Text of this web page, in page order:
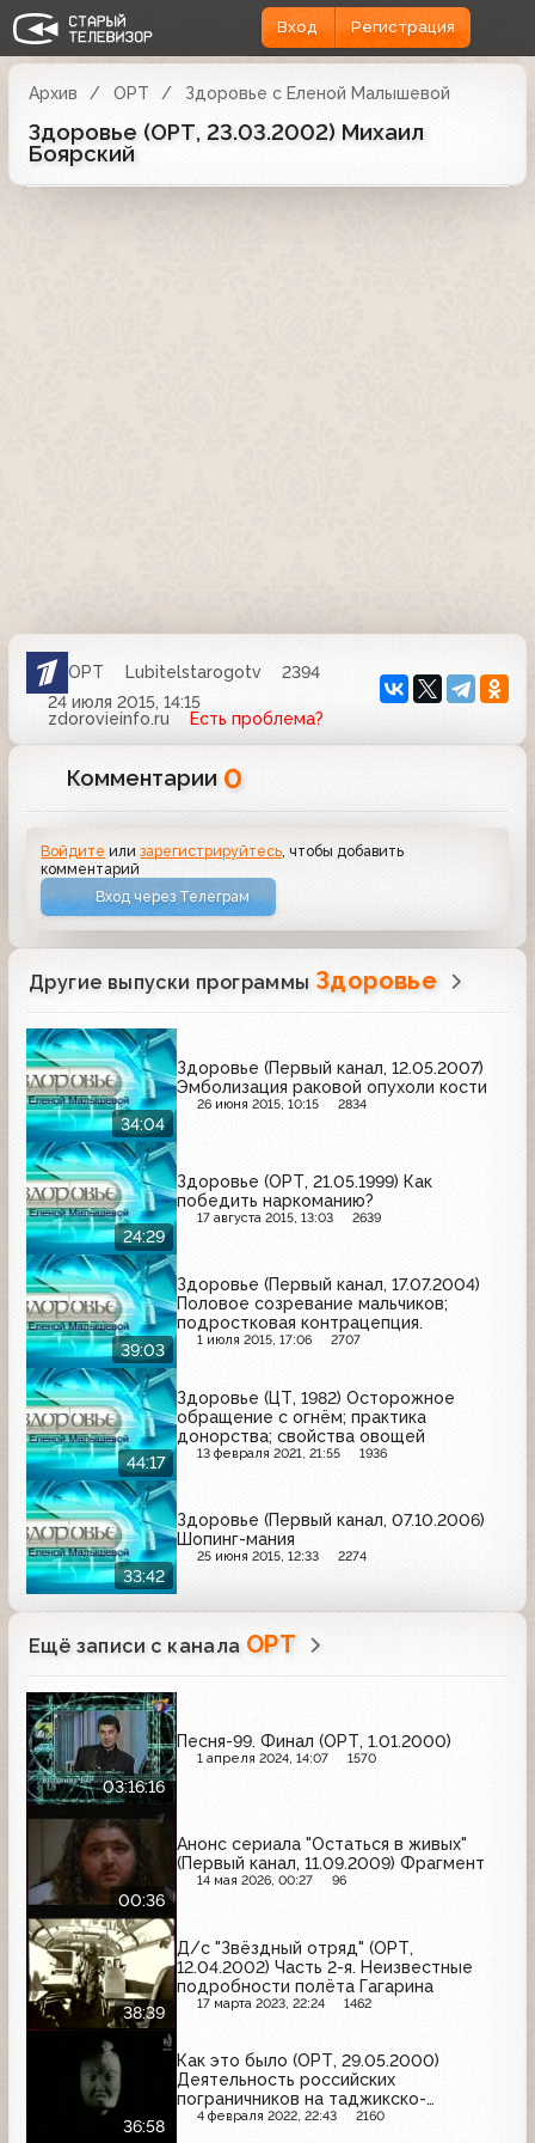
Вход Регистрация
Архив ОРТ Здоровье с Еленой Малышевой
Здоровье (ОРТ, 23.03.2002) Михаил
Боярский
ОРТ Lubitelstarogotv
2394
24 июля 2015, 14:15
zdorovieinfo.ru
Есть проблема?
Комментарии 0
Войдите илизарегистрируйтесь , чтобы добавить
комментарий
Вход через Телеграм
Другие выпуски программы Здоровье
34:04
Здоровье (Первый канал, 12.05.2007)
Эмболизация раковой опухоли кости
26 июня 2015, 10:15 2834
24:29
Здоровье (ОРТ, 21.05.1999) Как
победить наркоманию?
17 августа 2015, 13:03 2639
39:03
Здоровье (Первый канал, 17.07.2004)
Половое созревание мальчиков;
подростковая контрацепция.
1 июля 2015, 17:06 2707
44:17
Здоровье (ЦТ, 1982) Осторожное
обращение с огнём; практика
донорства; свойства овощей
13 февраля 2021, 21:55 1936
33:42
Здоровье (Первый канал, 07.10.2006)
Шопинг-мания
25 июня 2015, 12:33 2274
Ещё записи с канала ОРТ
03:16:16
Песня-99. Финал (ОРТ, 1.01.2000)
1 апреля 2024, 14:07 1570
00:36
Анонс сериала "Остаться в живых"
(Первый канал, 11.09.2009) Фрагмент
14 мая 2026, 00:27 96
38:39
Д/с "Звёздный отряд" (ОРТ,
12.04.2002) Часть 2-я. Неизвестные
подробности полёта Гагарина
17 марта 2023, 22:24 1462
36:58
Как это было (ОРТ, 29.05.2000)
Деятельность российских
пограничников на таджикско-
афганской границе
4 февраля 2022, 22:43 2160